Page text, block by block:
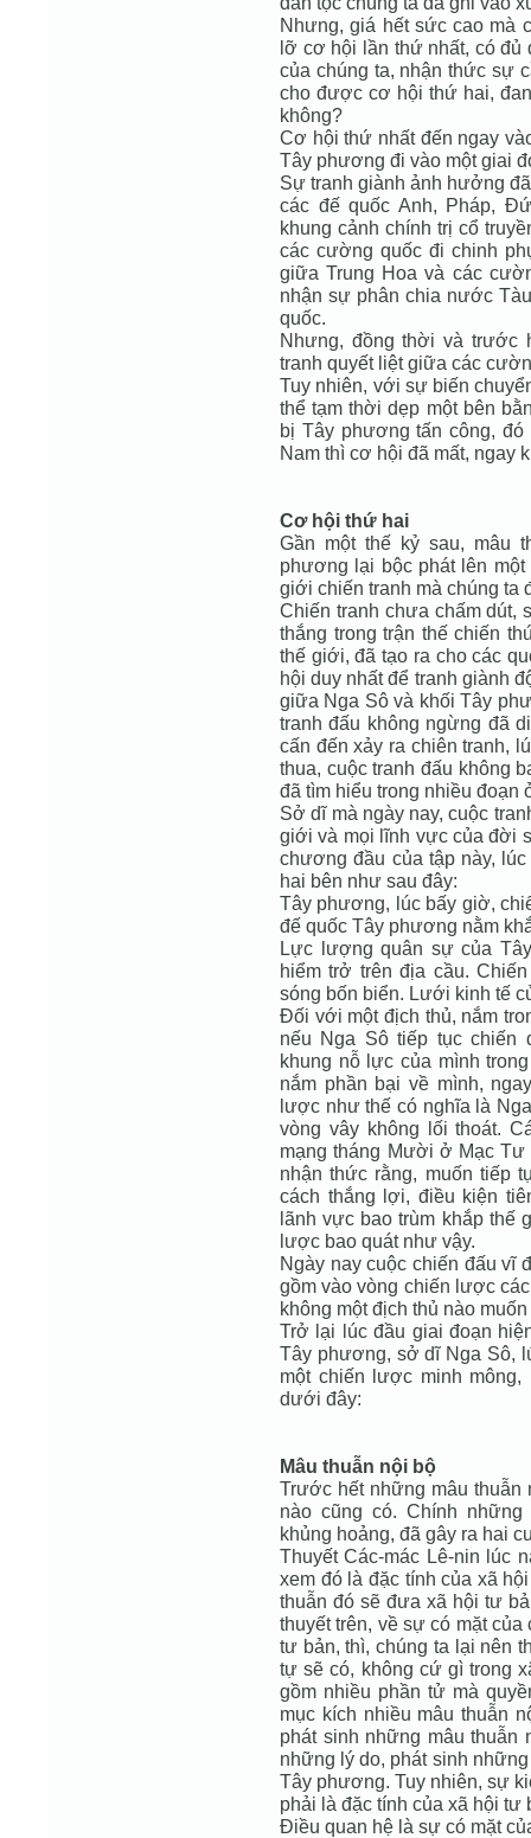
Nhưng, giá hết sức cao mà
lỡ cơ hội lần thứ nhất, có đủ
của chúng ta, nhận thức sự
cho được cơ hội thứ hai,
không?
Cơ hội thứ nhất đến ngay
Tây phương đi vào một giai
Sự tranh giành ảnh hưởng
các đế quốc Anh, Pháp,
khung cảnh chính trị cổ
các cường quốc đi chinh
giữa Trung Hoa và các
nhận sự phân chia nước
quốc.
Nhưng, đồng thời và trước
tranh quyết liệt giữa các
Tuy nhiên, với sự biến
thể tạm thời dẹp một bên
bị Tây phương tấn công,
Nam thì cơ hội đã mất, ngay
Cơ hội thứ hai
Gần một thế kỷ sau, mâu
phương lại bộc phát lên
giới chiến tranh mà chúng ta
Chiến tranh chưa chấm dút,
thắng trong trận thế chiến
thế giới, đã tạo ra cho các
hội duy nhất để tranh giành
giữa Nga Sô và khối Tây
tranh đấu không ngừng đã
cấn đến xảy ra chiên tranh,
thua, cuộc tranh đấu không
đã tìm hiểu trong nhiều đoạn
Sở dĩ mà ngày nay, cuộc
giới và mọi lĩnh vực của đời
chương đầu của tập này,
hai bên như sau đây:
Tây phương, lúc bấy giờ,
đế quốc Tây phương nằm
Lực lượng quân sự của
hiểm trở trên địa cầu.
sóng bốn biển. Lưới kinh tế
Đối với một địch thủ, nắm
nếu Nga Sô tiếp tục chiến
khung nỗ lực của mình
nắm phần bại về mình,
lược như thế có nghĩa là
vòng vây không lối thoát.
mạng tháng Mười ở Mạc
nhận thức rằng, muốn tiếp
cách thắng lợi, điều kiện
lãnh vực bao trùm khắp thế
lược bao quát như vậy.
Ngày nay cuộc chiến đấu vĩ
gồm vào vòng chiến lược
không một địch thủ nào
Trở lại lúc đầu giai đoạn
Tây phương, sở dĩ Nga Sô,
một chiến lược minh
dưới đây:
Mâu thuẫn nội bộ
Trước hết những mâu
nào cũng có. Chính
khủng hoảng, đã gây ra hai
Thuyết Các-mác Lê-nin lúc
xem đó là đặc tính của xã
thuẫn đó sẽ đưa xã hội tư
thuyết trên, về sự có mặt
tư bản, thì, chúng ta lại nên
tự sẽ có, không cứ gì trong
gồm nhiều phần tử mà
mục kích nhiều mâu thuẫn
phát sinh những mâu
những lý do, phát sinh
Tây phương. Tuy nhiên, sự
phải là đặc tính của xã hội tư
Điều quan hệ là sự có mặt